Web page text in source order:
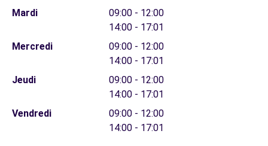
Mardi
09:00 - 12:00
14:00 - 17:01
Mercredi
09:00 - 12:00
14:00 - 17:01
Jeudi
09:00 - 12:00
14:00 - 17:01
Vendredi
09:00 - 12:00
14:00 - 17:01